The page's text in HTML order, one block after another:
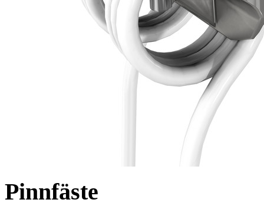
Pinnfäste